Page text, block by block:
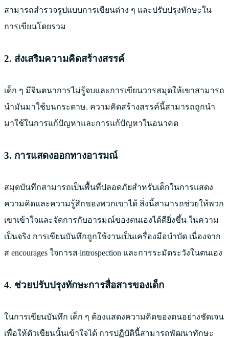
สามารถสำรวจรูปแบบการเขียนต่าง ๆ และปรับปรุงทักษะใน
การเขียนโดยรวม
2. ส่งเสริมความคิดสร้างสรรค์
เด็ก ๆ มีจินตนาการไม่รู้จบและการเขียนวารสมุดให้เขาสามารถ
นำมันมาใช้บนกระดาษ. ความคิดสร้างสรรค์นี้สามารถถูกนำ
มาใช้ในการแก้ปัญหาและการแก้ปัญหาในอนาคต
3. การแสดงออกทางอารมณ์
สมุดบันทึกสามารถเป็นพื้นที่ปลอดภัยสำหรับเด็กในการแสดง
ความคิดและความรู้สึกของพวกเขาได้ สิ่งนี้สามารถช่วยให้พวก
เขาเข้าใจและจัดการกับอารมณ์ของตนเองได้ดียิ่งขึ้น ในความ
เป็นจริง การเขียนบันทึกถูกใช้งานเป็นเครื่องมือบำบัด เนื่องจาก
ส encourages ใจการส introspection และการระมัดระวังในตนเอง
4. ช่วยปรับปรุงทักษะการสื่อสารของเด็ก
ในการเขียนบันทึก เด็ก ๆ ต้องแสดงความคิดของตนอย่างชัดเจน
เพื่อให้ตัวเขียนนั้นเข้าใจได้ การปฏิบัตินี้สามารถพัฒนาทักษะ